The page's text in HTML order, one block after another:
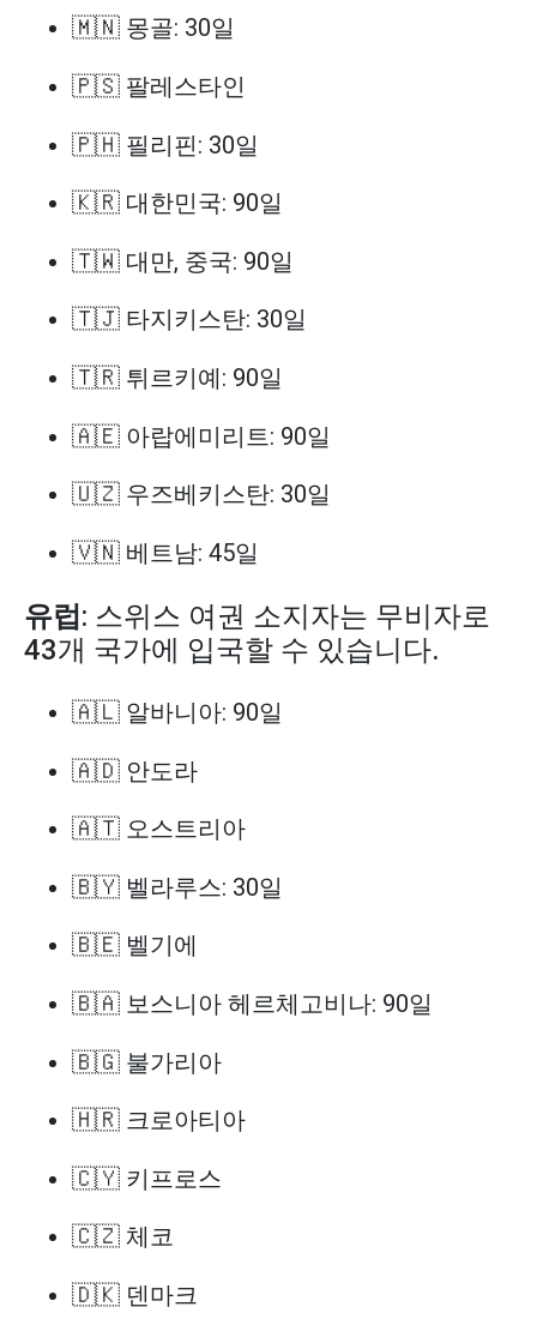
🇲🇳 몽골: 30일
🇵🇸 팔레스타인
🇵🇭 필리핀: 30일
🇰🇷 대한민국: 90일
🇹🇼 대만, 중국: 90일
🇹🇯 타지키스탄: 30일
🇹🇷 튀르키예: 90일
🇦🇪 아랍에미리트: 90일
🇺🇿 우즈베키스탄: 30일
🇻🇳 베트남: 45일
유럽 : 스위스 여권 소지자는 무비자로
43개 국가에 입국할 수 있습니다.
🇦🇱 알바니아: 90일
🇦🇩 안도라
🇦🇹 오스트리아
🇧🇾 벨라루스: 30일
🇧🇪 벨기에
🇧🇦 보스니아 헤르체고비나: 90일
🇧🇬 불가리아
🇭🇷 크로아티아
🇨🇾 키프로스
🇨🇿 체코
🇩🇰 덴마크